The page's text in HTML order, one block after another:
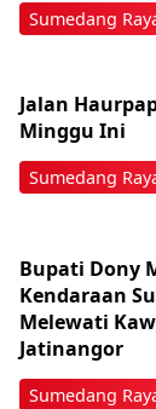
Sumedang
Sumedang
Jalan
Minggu Ini
Sumedang
Bupati Dony
Kendaraan
Melewati
Jatinangor